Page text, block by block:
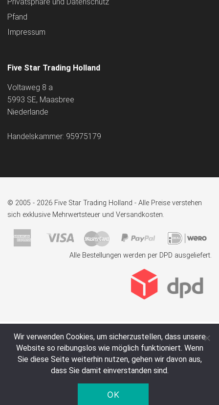
Pfand
Impressum
Five Star Trading Holland
Voltaweg 8 a
5993 SE, Maasbree
Niederlande
Handelskammer: 95975179
© 2005 - 2026 Five Star Trading Holland - Alle Preise verstehen
sich exklusive Mehrwertsteuer und Versandkosten.
Alle Bestellungen werden per DPD ausgeliefert.
Wir verwenden Cookies, um sicherzustellen, dass unsere
Website so reibungslos wie möglich funktioniert. Wenn
Sie diese Seite weiterhin nutzen, gehen wir davon aus,
dass Sie damit einverstanden sind.
OK